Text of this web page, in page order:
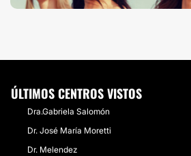
ÚLTIMOS CENTROS VISTOS
Dra.Gabriela Salomón
Dr. José María Moretti
Dr. Melendez